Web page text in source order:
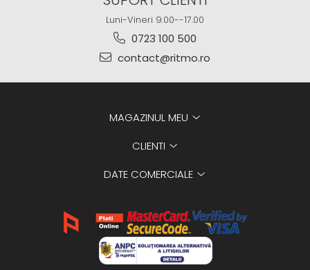
Luni-Vineri 9.00--17.00
0723 100 500
contact@ritmo.ro
MAGAZINUL MEU
CLIENTI
DATE COMERCIALE